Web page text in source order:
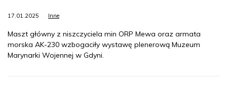
17.01.2025 Inne
Maszt główny z niszczyciela min ORP Mewa oraz armata
morska AK-230 wzbogaciły wystawę plenerową Muzeum
Marynarki Wojennej w Gdyni.